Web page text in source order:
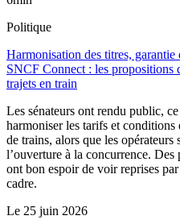
Politique
Harmonisation des titres,
SNCF Connect : les propositions
trajets en train
Les sénateurs ont rendu public,
harmoniser les tarifs et conditions
de trains, alors que les
l’ouverture à la concurrence.
ont bon espoir de voir reprises
cadre.
Le 25 juin 2026